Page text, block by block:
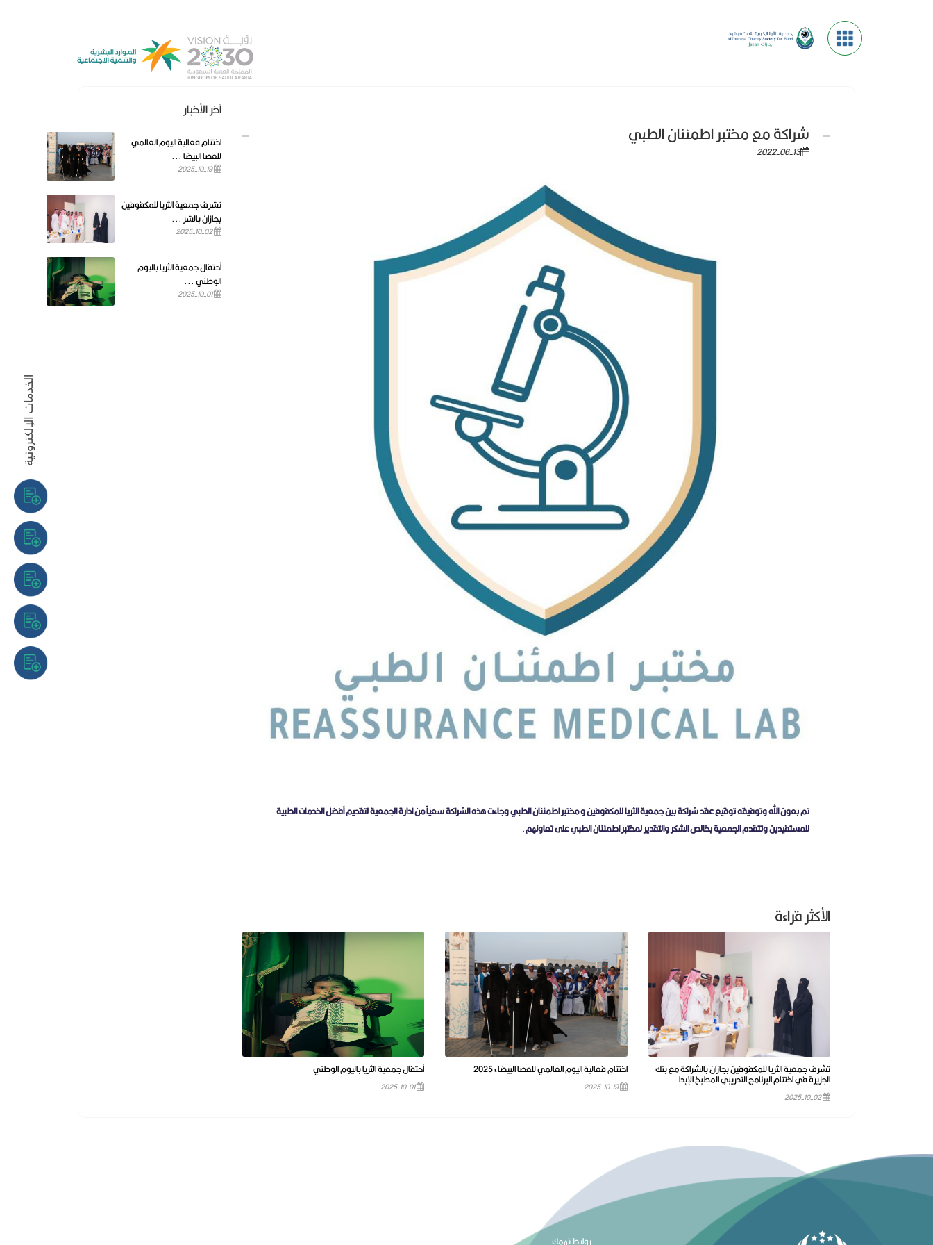
شراكة مع مختبر اطمئنان الطبي
2022-06-13
تم بعون الله وتوفيقه توقيع عقد شراكة بين جمعية الثريا للمكفوفين و مختبر اطمئنان الطبيوجاءت هذه الشراكة سعياً من ادارة الجمعية لتقديم أفضل الخدمات الطبية
للمستفيدين وتتقدم الجمعية بخالص الشكر والتقدير لمختبر اطمئنان الطبي على تعاونهم.
الأكثر قراءة
تشرف جمعية الثريا للمكفوفين بجازان بالشراكة مع بنك
الجزيرة في اختتام البرنامج التدريبي المطبخ الإبدا
2025-10-02
اختتام فعالية اليوم العالمي للعصا البيضاء 2025
2025-10-19
أحتفال جمعية الثريا باليوم الوطني
2025-10-01
آخر الأخبار
اختتام فعالية اليوم العالمي
للعصا البيضا ...
2025-10-19
تشرف جمعية الثريا للمكفوفين
بجازان بالشر ...
2025-10-02
أحتفال جمعية الثريا باليوم
الوطني ...
2025-10-01
روابط تهمك